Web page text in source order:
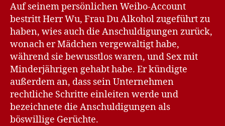
Auf seinem persönlichen Weibo-Account
bestritt Herr Wu, Frau Du Alkohol zugeführt zu
haben, wies auch die Anschuldigungen zurück,
wonach er Mädchen vergewaltigt habe,
während sie bewusstlos waren, und Sex mit
Minderjährigen gehabt habe. Er kündigte
außerdem an, dass sein Unternehmen
rechtliche Schritte einleiten werde und
bezeichnete die Anschuldigungen als
böswillige Gerüchte.